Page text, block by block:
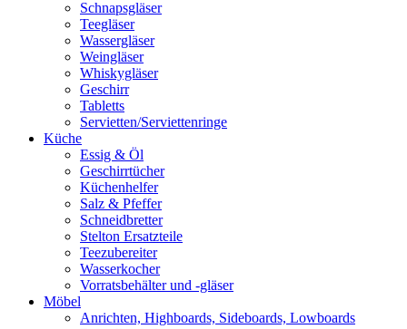
Schnapsgläser
Teegläser
Wassergläser
Weingläser
Whiskygläser
Geschirr
Tabletts
Servietten/Serviettenringe
Küche
Essig & Öl
Geschirrtücher
Küchenhelfer
Salz & Pfeffer
Schneidbretter
Stelton Ersatzteile
Teezubereiter
Wasserkocher
Vorratsbehälter und -gläser
Möbel
Anrichten, Highboards, Sideboards, Lowboards